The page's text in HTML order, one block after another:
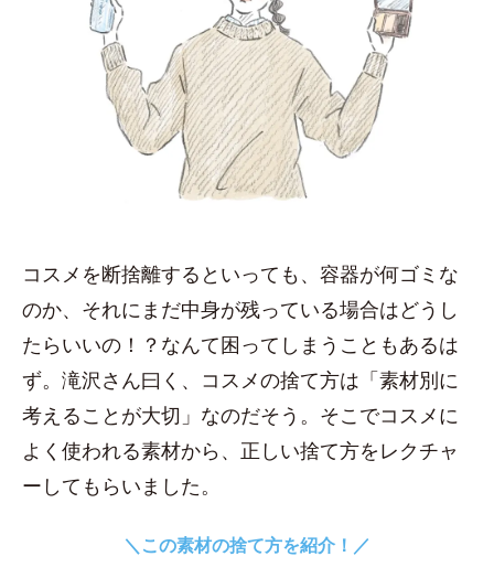
コスメを断捨離するといっても、容器が何ゴミな
のか、それにまだ中身が残っている場合はどうし
たらいいの！？なんて困ってしまうこともあるは
ず。滝沢さん曰く、コスメの捨て方は「素材別に
考えることが大切」なのだそう。そこでコスメに
よく使われる素材から、正しい捨て方をレクチャ
ーしてもらいました。
＼この素材の捨て方を紹介！／